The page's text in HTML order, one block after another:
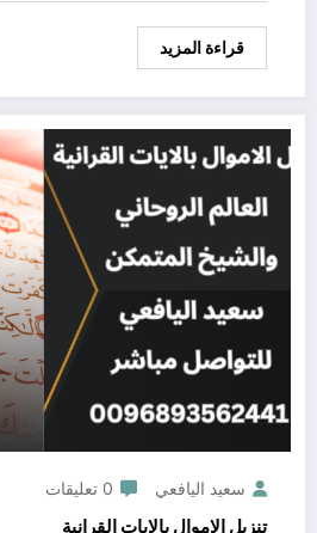
قراءة المزيد
سعيد اليافعي 0 تعليقات
تنزيل الاموال بالايات القرانية